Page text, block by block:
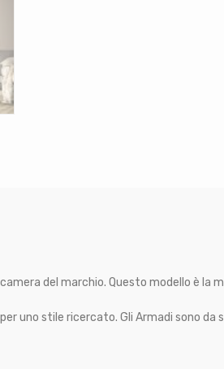
del marchio. Questo modello è la
uno stile ricercato. Gli Armadi sono